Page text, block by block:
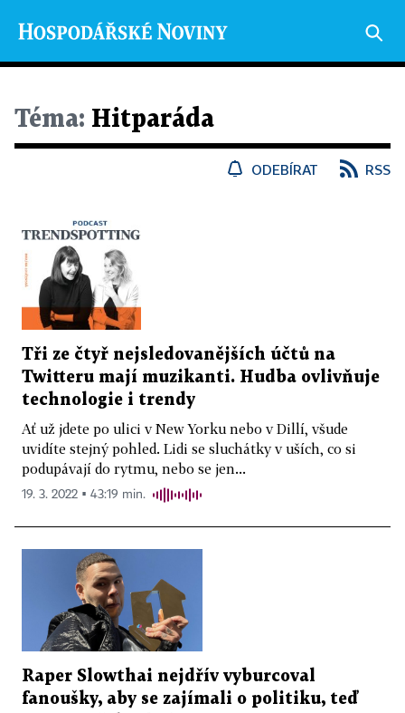
Téma: Hitparáda
ODEBÍRAT RSS
Tři ze čtyř nejsledovanějších účtů na
Twitteru mají muzikanti. Hudba ovlivňuje
technologie i trendy
Ať už jdete po ulici v New Yorku nebo v Dillí, všude
uvidíte stejný pohled. Lidi se sluchátky v uších, co si
podupávají do rytmu, nebo se jen...
19. 3. 2022 ▪ 43:19 min.
Raper Slowthai nejdřív vyburcoval
fanoušky, aby se zajímali o politiku, teď